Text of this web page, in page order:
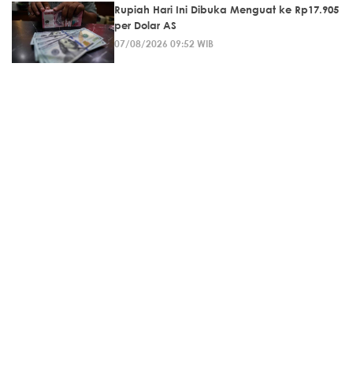
Rupiah Hari Ini Dibuka Menguat ke Rp17.905
per Dolar AS
07/08/2026 09:52 WIB